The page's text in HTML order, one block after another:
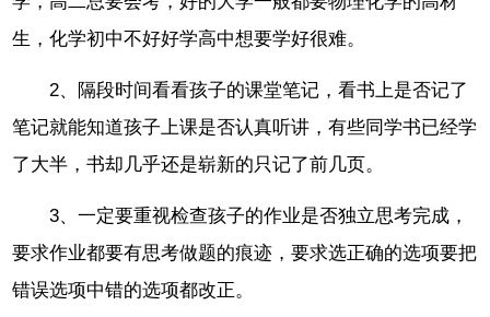
生，化学初中不好好学高中想要学好很难。
2、隔段时间看看孩子的课堂笔记，看书上是否记了
笔记就能知道孩子上课是否认真听讲，有些同学书已经学
了大半，书却几乎还是崭新的只记了前几页。
3、一定要重视检查孩子的作业是否独立思考完成，
要求作业都要有思考做题的痕迹，要求选正确的选项要把
错误选项中错的选项都改正。